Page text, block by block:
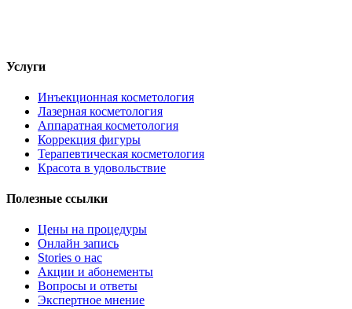
Услуги
Инъекционная косметология
Лазерная косметология
Аппаратная косметология
Коррекция фигуры
Терапевтическая косметология
Красота в удовольствие
Полезные ссылки
Цены на процедуры
Онлайн запись
Stories о нас
Акции и абонементы
Вопросы и ответы
Экспертное мнение